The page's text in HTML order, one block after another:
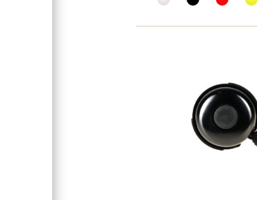
Задний переключатель
Обода колес